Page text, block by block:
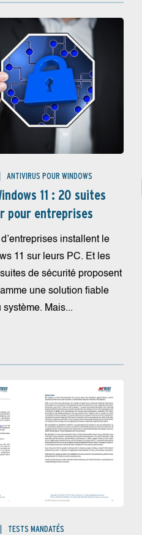
ANTIVIRUS POUR WINDOWS
11 : 20 suites
pour entreprises
installent le
11 sur leurs PC. Et les
de sécurité proposent
une solution fiable
Mais...
TESTS MANDATÉS